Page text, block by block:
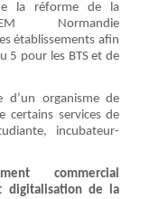
la réforme de la
Normandie
établissements afin
5 pour les BTS et de
d’un organisme de
certains services de
incubateur-
commercial
digitalisation de la